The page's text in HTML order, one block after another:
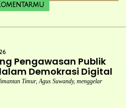
Pengawasan Publik
Demokrasi Digital
Timur, Agus Suwandy, menggelar